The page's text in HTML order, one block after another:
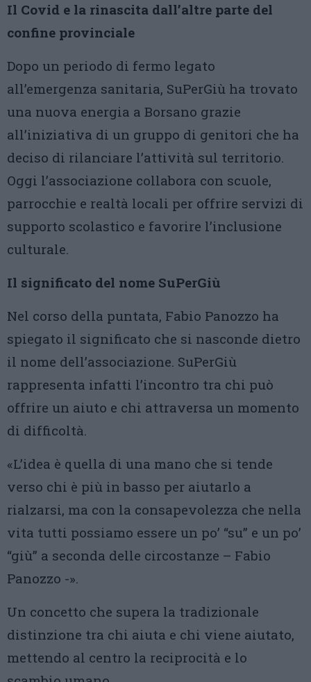
Il Covid e la rinascita dall’altre parte del
confine provinciale
Dopo un periodo di fermo legato
all’emergenza sanitaria, SuPerGiù ha trovato
una nuova energia a Borsano grazie
all’iniziativa di un gruppo di genitori che ha
deciso di rilanciare l’attività sul territorio.
Oggi l’associazione collabora con scuole,
parrocchie e realtà locali per offrire servizi di
supporto scolastico e favorire l’inclusione
culturale.
Il significato del nome SuPerGiù
Nel corso della puntata, Fabio Panozzo ha
spiegato il significato che si nasconde dietro
il nome dell’associazione. SuPerGiù
rappresenta infatti l’incontro tra chi può
offrire un aiuto e chi attraversa un momento
di difficoltà.
«L’idea è quella di una mano che si tende
verso chi è più in basso per aiutarlo a
rialzarsi, ma con la consapevolezza che nella
vita tutti possiamo essere un po’ “su” e un po’
“giù” a seconda delle circostanze – Fabio
Panozzo -».
Un concetto che supera la tradizionale
distinzione tra chi aiuta e chi viene aiutato,
mettendo al centro la reciprocità e lo